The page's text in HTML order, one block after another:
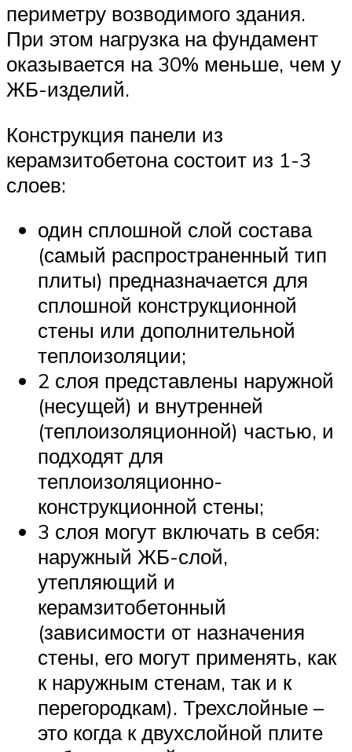
периметру возводимого здания.
При этом нагрузка на фундамент
оказывается на 30% меньше, чем у
ЖБ-изделий.
Конструкция панели из
керамзитобетона состоит из 1-3
слоев:
один сплошной слой состава
(самый распространенный тип
плиты) предназначается для
сплошной конструкционной
стены или дополнительной
теплоизоляции;
2 слоя представлены наружной
(несущей) и внутренней
(теплоизоляционной) частью, и
подходят для
теплоизоляционно-
конструкционной стены;
3 слоя могут включать в себя:
наружный ЖБ-слой,
утепляющий и
керамзитобетонный
(зависимости от назначения
стены, его могут применять, как
к наружным стенам, так и к
перегородкам). Трехслойные –
это когда к двухслойной плите